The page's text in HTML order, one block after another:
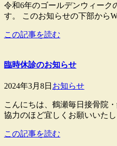
令和6年のゴールデンウィーク
す。 このお知らせの下部から
この記事を読む
臨時休診のお知らせ
2024年3月8日 お知らせ
こんにちは、鶴瀬毎日接骨院
協力のほど宜しくお願いいた
この記事を読む